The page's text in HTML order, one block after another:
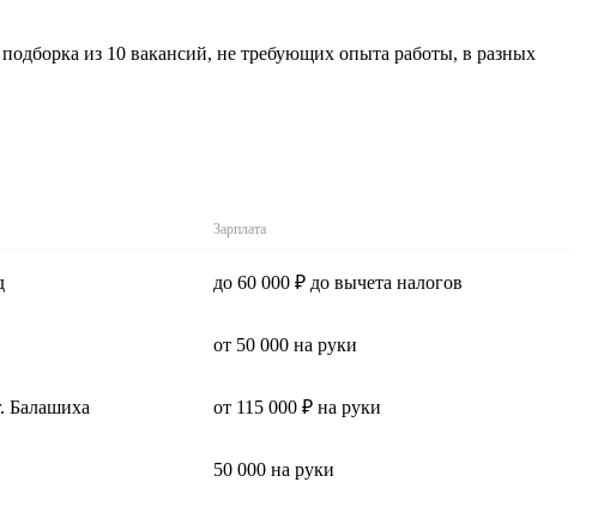
из 10 вакансий, не требующих опыта работы, в разных
Зарплата
до 60 000 ₽ до вычета налогов
от 50 000 на руки
Балашиха от 115 000 ₽ на руки
50 000 на руки